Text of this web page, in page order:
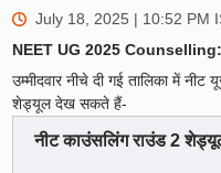
July 18, 2025 | 10:52 PM
NEET UG 2025 Counselling:
उम्मीदवार नीचे दी गई तालिका में
शेड्यूल देख सकते हैं-
नीट काउंसलिंग राउंड 2